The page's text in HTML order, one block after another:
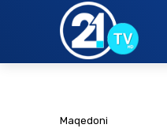
Maqedoni